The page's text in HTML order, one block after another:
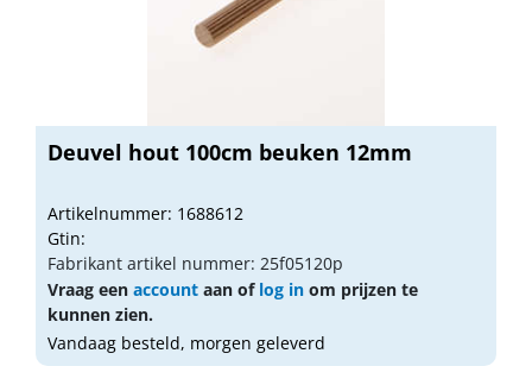
Deuvel hout 100cm beuken 12mm
Artikelnummer: 1688612
Gtin:
Fabrikant artikel nummer: 25f05120p
Vraag een account aan of log in om prijzen te
kunnen zien.
Vandaag besteld, morgen geleverd